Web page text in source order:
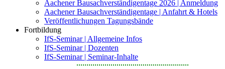
Aachener Bausachverständigentage 2026 | Anmeldung
Aachener Bausachverständigentage | Anfahrt & Hotels
Veröffentlichungen Tagungsbände
Fortbildung
IfS-Seminar | Allgemeine Infos
IfS-Seminar | Dozenten
IfS-Seminar | Seminar-Inhalte